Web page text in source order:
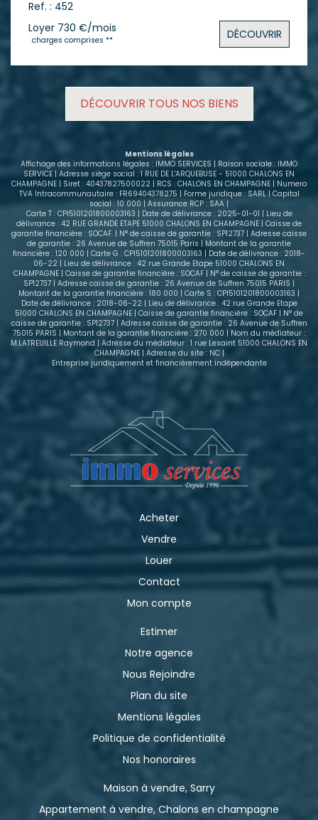
L'appartement comprend : - Une belle entrée
accueillante. - Une cuisine entièrement équipée
avec cellier attenant. - Un séjour lumineux ouvrant
sur un agréable balcon. - Deux chambres
confortables. - Une salle d'eau avec douche. - Un
logement bénéficie de peintures neuves et est prêt
à accueillir ses futurs occupants sans aucun
travaux. Pour votre confort : - Une pace de parking
privative - Une cave Conditions financières : - Loyer
(comprenant le chauffage, l'eau froide/chaude et
les charges communes) - Dépôt de garantie : 1 060
€ Un appartement réunissant confort, prestations
de qualité et emplacement recherché. Ne laissez
pas passer cette opportunité : contactez-nous dès
aujourd'hui pour obtenir plus d'informations et
programmer votre visite.
Ref. : 452
Loyer 730 €/mois
charges comprises ** DÉCOUVRIR
DÉCOUVRIR TOUS NOS BIENS
Mentions légales
Affichage des informations légales : IMMO SERVICES | Raison sociale : IMMO
SERVICE | Adresse siège social : 1 RUE DE L'ARQUEBUSE - 51000 CHALONS EN
CHAMPAGNE | Siret : 40437827500022 | RCS : CHALONS EN CHAMPAGNE | Numero
TVA Intracommunautaire : FR69404378275 | Forme juridique : SARL | Capital
social : 10 000 | Assurance RCP : SAA |
Carte T : CPI5101201800003163 | Date de délivrance : 2025-01-01 | Lieu de
délivrance : 42 RUE GRANDE ETAPE 51000 CHALONS EN CHAMPAGNE | Caisse de
garantie financière : SOCAF. | N° de caisse de garantie : SP12737 | Adresse caisse
de garantie : 26 Avenue de Suffren 75015 Paris | Montant de la garantie
financière : 120 000 | Carte G : CPI5101201800003163 | Date de délivrance : 2018-
06-22 | Lieu de délivrance : 42 rue Grande Etape 51000 CHALONS EN
CHAMPAGNE | Caisse de garantie financière : SOCAF | N° de caisse de garantie :
SP12737 | Adresse caisse de garantie : 26 Avenue de Suffren 75015 PARIS |
Montant de la garantie financière : 180 000 | Carte S : CPI5101201800003163 |
Date de délivrance : 2018-06-22 | Lieu de délivrance : 42 rue Grande Etape
51000 CHALONS EN CHAMPAGNE | Caisse de garantie financière : SOCAF | N° de
caisse de garantie : SP12737 | Adresse caisse de garantie : 26 Avenue de Suffren
75015 PARIS | Montant de la garantie financière : 270 000 | Nom du médiateur :
M.LATREUILLE Raymond | Adresse du médiateur : 1 rue Lesaint 51000 CHALONS EN
CHAMPAGNE | Adresse du site : NC |
Entreprise juridiquement et financièrement indépendante
Acheter
Vendre
Louer
Contact
Mon compte
Estimer
Notre agence
Nous Rejoindre
Plan du site
Mentions légales
Politique de confidentialité
Nos honoraires
Maison à vendre, Sarry
Appartement à vendre, Chalons en champagne